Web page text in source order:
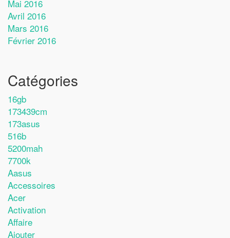
Mai 2016
Avril 2016
Mars 2016
Février 2016
Catégories
16gb
173439cm
173asus
516b
5200mah
7700k
Aasus
Accessoires
Acer
Activation
Affaire
Ajouter